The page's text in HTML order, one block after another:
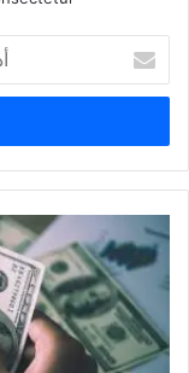
بريدك
الإلكتروني
اسعار
صرف
الدولار
البورصات
العراقية